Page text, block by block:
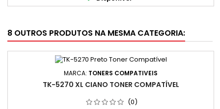
8 OUTROS PRODUTOS NA MESMA CATEGORIA:
MARCA: TONERS COMPATIVEIS
TK-5270 XL CIANO TONER COMPATÍVEL
(0)